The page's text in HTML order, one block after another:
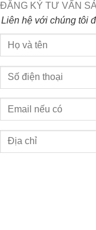
ĐĂNG KÝ TƯ VẤN
Liên hệ với chúng tôi